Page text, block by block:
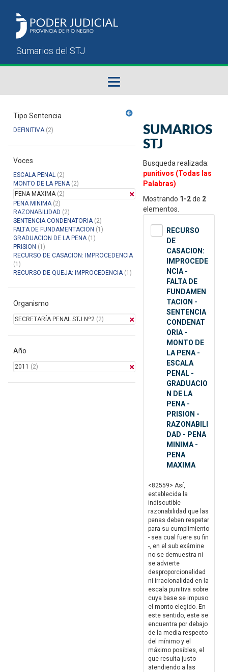
Sumarios del STJ
Manual del Usuario
Tipo Sentencia
DEFINITIVA(2)
Voces
ESCALA PENAL (2)
MONTO DE LA PENA(2)
PENA MAXIMA(2)
PENA MINIMA(2)
RAZONABILIDAD (2)
SENTENCIA CONDENATORIA(2)
FALTA DE FUNDAMENTACION (1)
GRADUACION DE LA PENA(1)
PRISION (1)
RECURSO DE CASACION: IMPROCEDENCIA
(1)
RECURSO DE QUEJA: IMPROCEDENCIA(1)
Organismo
SECRETARÍA PENAL STJ Nº2 (2)
Año
2011 (2)
SUMARIOS
STJ
Busqueda realizada:
punitivos (Todas las
Palabras)
Mostrando 1-2de 2
elementos.
RECURSO
DE
CASACION:
IMPROCEDE
NCIA -
FALTA DE
FUNDAMEN
TACION -
SENTENCIA
CONDENAT
ORIA -
MONTO DE
LA PENA -
ESCALA
PENAL -
GRADUACIO
N DE LA
PENA -
PRISION -
RAZONABILI
DAD - PENA
MINIMA -
PENA
MAXIMA
<82559> Así,
establecida la
indiscutible
razonabilidad que las
penas deben respetar
para su cumplimiento
- sea cual fuere su fin
-, en el sub exámine
no se demuestra ni
se advierte
desproporcionalidad
ni irracionalidad en la
escala punitiva sobre
cuya base se impuso
el monto elegido. En
este sentido, este se
encuentra por debajo
de la media respecto
del mínimo y el
máximo posibles, el
que resulta justo
atendiendo a las